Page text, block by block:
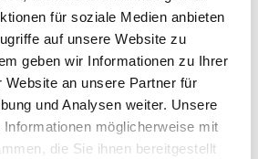
für soziale Medien anbieten
auf unsere Website zu
geben wir Informationen zu Ihrer
Website an unsere Partner für
und Analysen weiter. Unsere
möglicherweise mit
die Sie ihnen bereitgestellt
Sie auch